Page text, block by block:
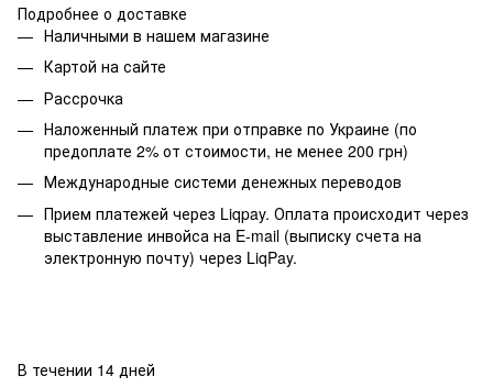
Подробнее о доставке
Наличными в нашем магазине
Картой на сайте
Рассрочка
Наложенный платеж при отправке по Украине (по
предоплате 2% от стоимости, не менее 200 грн)
Международные системи денежных переводов
Прием платежей через Liqpay. Оплата происходит через
выставление инвойса на E-mail (выписку счета на
электронную почту) через LiqPay.
В течении 14 дней